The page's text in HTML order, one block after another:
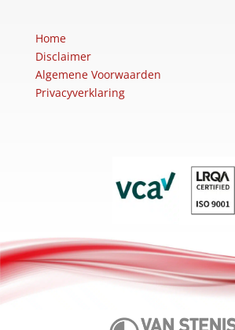
Home
Disclaimer
Algemene Voorwaarden
Privacyverklaring